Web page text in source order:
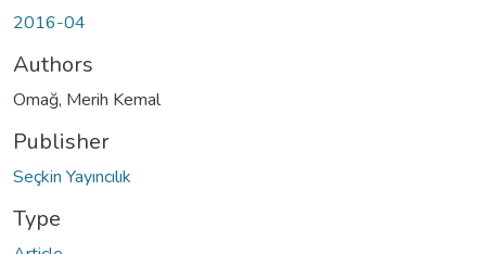
2016-04
Authors
Omağ, Merih Kemal
Publisher
Seçkin Yayıncılık
Type